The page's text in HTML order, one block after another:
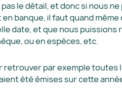
le détail, et donc si nous
banque, il faut quand
date, et que nous
ou en espèces, etc.
retrouver par exemple toutes
été émises sur cette